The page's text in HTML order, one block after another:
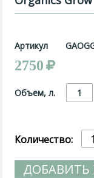
Артикул
2750
Объем, л. 1
Количество:
ДОБАВИТЬ